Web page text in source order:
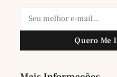
Quero Me